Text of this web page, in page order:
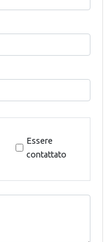
Essere
contattato